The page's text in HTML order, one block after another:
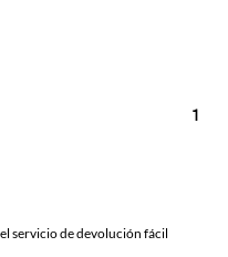
1
servicio de devolución fácil